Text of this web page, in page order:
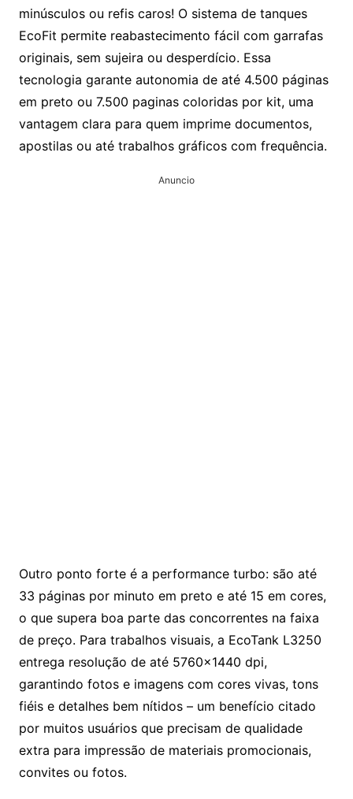
minúsculos ou refis caros! O sistema de tanques
EcoFit permite reabastecimento fácil com garrafas
originais, sem sujeira ou desperdício. Essa
tecnologia garante autonomia de até 4.500 páginas
em preto ou 7.500 paginas coloridas por kit, uma
vantagem clara para quem imprime documentos,
apostilas ou até trabalhos gráficos com frequência.
Anuncio
Outro ponto forte é a performance turbo: são até
33 páginas por minuto em preto e até 15 em cores,
o que supera boa parte das concorrentes na faixa
de preço. Para trabalhos visuais, a EcoTank L3250
entrega resolução de até 5760×1440 dpi,
garantindo fotos e imagens com cores vivas, tons
fiéis e detalhes bem nítidos – um benefício citado
por muitos usuários que precisam de qualidade
extra para impressão de materiais promocionais,
convites ou fotos.